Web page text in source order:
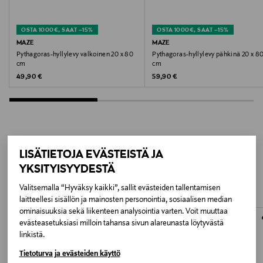
LISÄTIETOJA EVÄSTEISTÄ JA
YKSITYISYYDESTÄ
Valitsemalla “Hyväksy kaikki”, sallit evästeiden tallentamisen
laitteellesi sisällön ja mainosten personointia, sosiaalisen median
ominaisuuksia sekä liikenteen analysointia varten. Voit muuttaa
evästeasetuksiasi milloin tahansa sivun alareunasta löytyvästä
linkistä.
Tietoturva ja evästeiden käyttö
Koko
20 x 60 cm
VP7060000233
Valmistaja
Maze Interior AB
Valmistajan osoite
Maze Interior AB, Halmstadsgatan 16, 252 28
Helsingborg, Sweden
OSTA 1000€, SAAT –15%
MAZE
Pythagoras-hyllylevy valkoinen 20 x 80
cm
Original Price
49,90 €
OSTA 1000€, SAAT –15%
MAZE
Pythagoras-hyllylevy pähkinä 20 x
cm
Original Price
59,90 €
LISÄÄ KIINNOSTAVIA
TUOTTEITA